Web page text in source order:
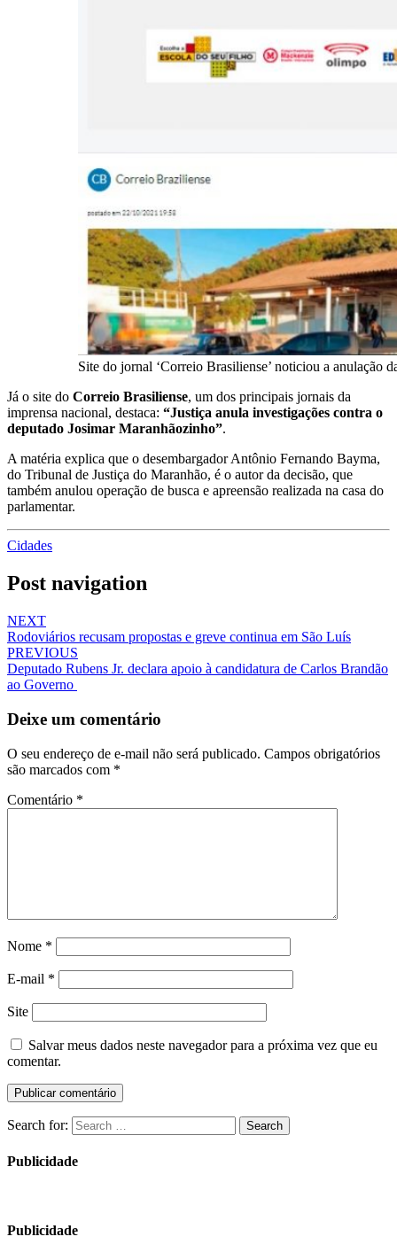
Site do jornal ‘Correio Brasiliense’ noticiou a anulação
Já o site do Correio Brasiliense, um dos principais jornais da
imprensa nacional, destaca: “Justiça anula investigações contra o
deputado Josimar Maranhãozinho”.
A matéria explica que o desembargador Antônio Fernando Bayma,
do Tribunal de Justiça do Maranhão, é o autor da decisão, que
também anulou operação de busca e apreensão realizada na casa do
parlamentar.
Cidades
Post navigation
NEXT
Rodoviários recusam propostas e greve continua em São Luís
PREVIOUS
Deputado Rubens Jr. declara apoio à candidatura de Carlos Brandão
ao Governo
Deixe um comentário
O seu endereço de e-mail não será publicado. Campos obrigatórios
são marcados com *
Comentário *
Nome *
E-mail *
Site
Salvar meus dados neste navegador para a próxima vez que eu
comentar.
Search for: Search
Publicidade
Publicidade